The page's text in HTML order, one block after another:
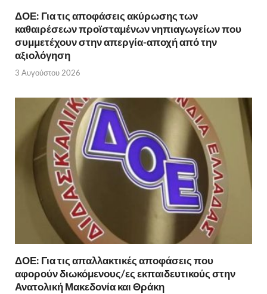
ΔΟΕ: Για τις αποφάσεις ακύρωσης των
καθαιρέσεων προϊσταμένων νηπιαγωγείων που
συμμετέχουν στην απεργία-αποχή από την
αξιολόγηση
3 Αυγούστου 2026
ΔΟΕ: Για τις απαλλακτικές αποφάσεις που
αφορούν διωκόμενους/ες εκπαιδευτικούς στην
Ανατολική Μακεδονία και Θράκη